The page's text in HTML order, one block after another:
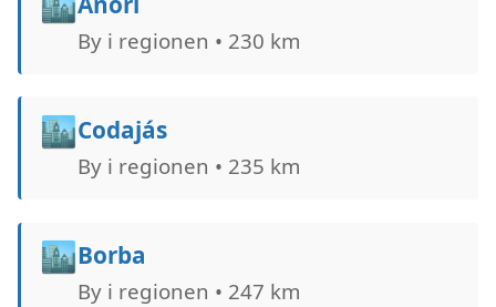
By i regionen • 230 km
🏙️Codajás
By i regionen • 235 km
🏙️Borba
By i regionen • 247 km